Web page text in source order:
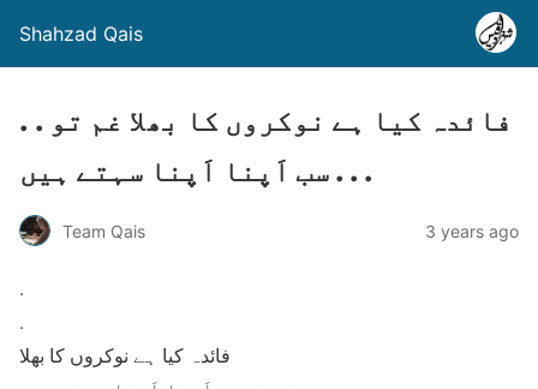
Shahzad Qais
. . فائدہ کیا ہے نوکروں کا بھلا غم تو
سب اَپنا اَپنا سہتے ہیں . . .
Team Qais 3 years ago
.
.
فائدہ کیا ہے نوکروں کا بھلا